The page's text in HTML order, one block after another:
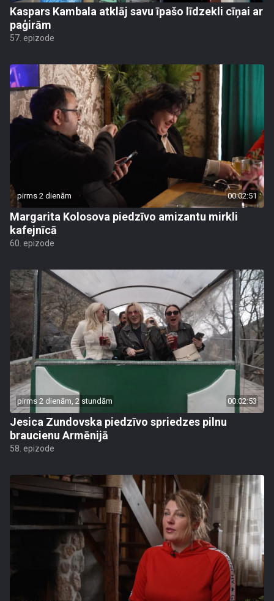
Kaspars Kambala atklāj savu īpašo līdzekli cīņai ar
paģirām
57. epizode
pirms 2 dienām 00:02:51
Margarita Kolosova piedzīvo amizantu mirkli
kafejnīcā
60. epizode
pirms 2 dienām, 2 stundām 00:02:53
Jesica Zundovska piedzīvo spriedzes pilnu
braucienu Armēnijā
58. epizode